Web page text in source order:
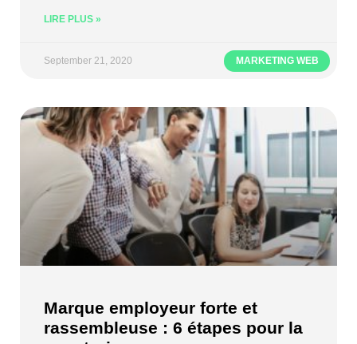
MARKETING WEB
LIRE PLUS »
September 21, 2020
Marque employeur forte et
rassembleuse : 6 étapes pour la